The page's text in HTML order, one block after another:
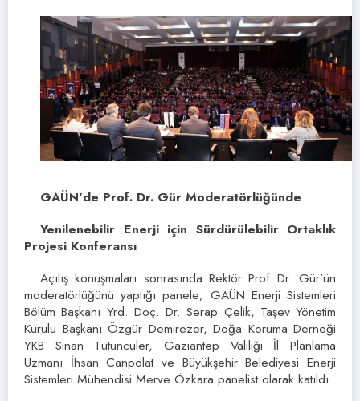
GAÜN’de Prof. Dr. Gür Moderatörlüğünde
Yenilenebilir Enerji için Sürdürülebilir Ortaklık
Projesi Konferansı
Açılış konuşmaları sonrasında Rektör Prof Dr. Gür’ün
moderatörlüğünü yaptığı panele; GAÜN Enerji Sistemleri
Bölüm Başkanı Yrd. Doç. Dr. Serap Çelik, Taşev Yönetim
Kurulu Başkanı Özgür Demirezer, Doğa Koruma Derneği
YKB Sinan Tütüncüler, Gaziantep Valiliği İl Planlama
Uzmanı İhsan Canpolat ve Büyükşehir Belediyesi Enerji
Sistemleri Mühendisi Merve Özkara panelist olarak katıldı.